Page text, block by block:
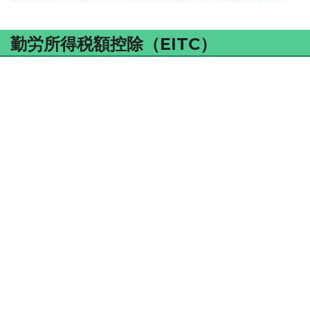
勤労所得税額控除（EITC）